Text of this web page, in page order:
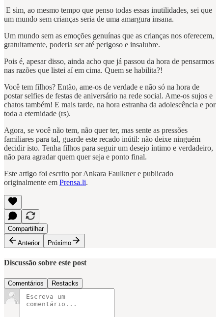
E sim, ao mesmo tempo que penso todas essas inutilidades, sei que
um mundo sem crianças seria de uma amargura insana.
Um mundo sem as emoções genuínas que as crianças nos oferecem,
gratuitamente, poderia ser até perigoso e insalubre.
Pois é, apesar disso, ainda acho que já passou da hora de pensarmos
nas razões que listei aí em cima. Quem se habilita?!
Você tem filhos? Então, ame-os de verdade e não só na hora de
postar selfies de festas de aniversário na rede social. Ame-os sujos e
chatos também! E mais tarde, na hora estranha da adolescência e por
toda a eternidade (rs).
Agora, se você não tem, não quer ter, mas sente as pressões
familiares para tal, guarde este recado inútil: não deixe ninguém
decidir isto. Tenha filhos para seguir um desejo íntimo e verdadeiro,
não para agradar quem quer seja e ponto final.
Este artigo foi escrito por Ankara Faulkner e publicado
originalmente em Prensa.li.
Compartilhar
Anterior
Próximo
Discussão sobre este post
Comentários Restacks